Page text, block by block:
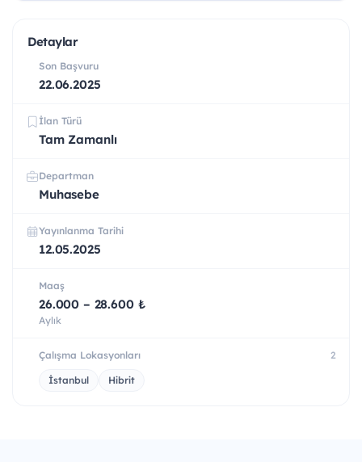
Detaylar
Son Başvuru
22.06.2025
İlan Türü
Tam Zamanlı
Departman
Muhasebe
Yayınlanma Tarihi
12.05.2025
Maaş
26.000 – 28.600 ₺
Aylık
Çalışma Lokasyonları 2
İstanbul Hibrit